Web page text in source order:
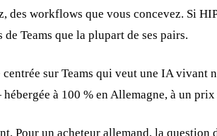
des workflows que vous concevez. Si
Teams que la plupart de ses pairs.
sur Teams qui veut une IA
à 100 % en Allemagne, à un
Pour un acheteur allemand, la